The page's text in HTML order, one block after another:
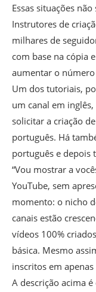
Essas situações
Instrutores de
milhares de
com base na cópia
aumentar o
Um dos tutoriais,
um canal em
solicitar a criação
português. Há
português e depois
“Vou mostrar a
YouTube, sem
momento: o nicho
canais estão
vídeos 100%
básica. Mesmo
inscritos em apenas
A descrição acima